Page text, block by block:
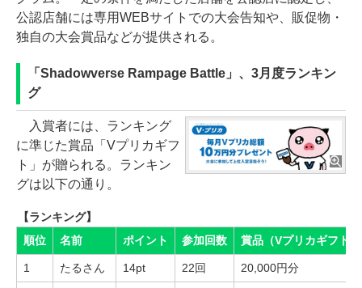
公認店舗には専用WEBサイトでの大会告知や、販促物・
独自の大会賞品などが提供される。
「Shadowverse Rampage Battle」、3月度ランキン
グ
入賞者には、ランキング
に準じた賞品「Vプリカギフ
ト」が贈られる。ランキン
グは以下の通り。
【ランキング】
順位
名前 ポイント 参加回数 賞品（Vプリカギフト）
1 たるさん 14pt 22回 20,000円分